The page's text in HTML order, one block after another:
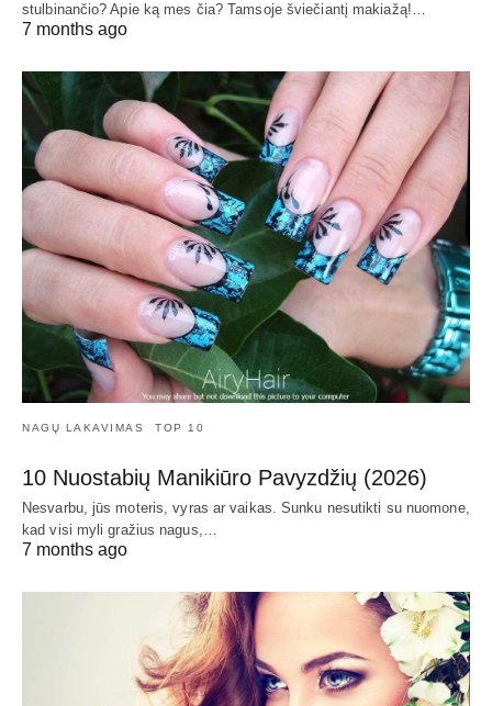
stulbinančio? Apie ką mes čia? Tamsoje šviečiantį makiažą!…
7 months ago
NAGŲ LAKAVIMAS TOP 10
10 Nuostabių Manikiūro Pavyzdžių (2026)
Nesvarbu, jūs moteris, vyras ar vaikas. Sunku nesutikti su nuomone,
kad visi myli gražius nagus,…
7 months ago